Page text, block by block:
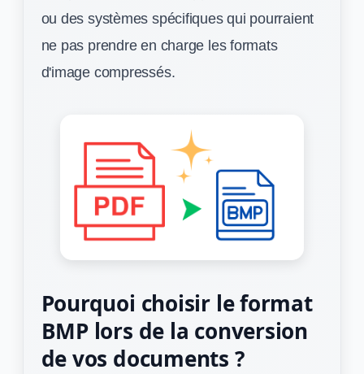
ou des systèmes spécifiques qui pourraient
ne pas prendre en charge les formats
d'image compressés.
Pourquoi choisir le format
BMP lors de la conversion
de vos documents ?